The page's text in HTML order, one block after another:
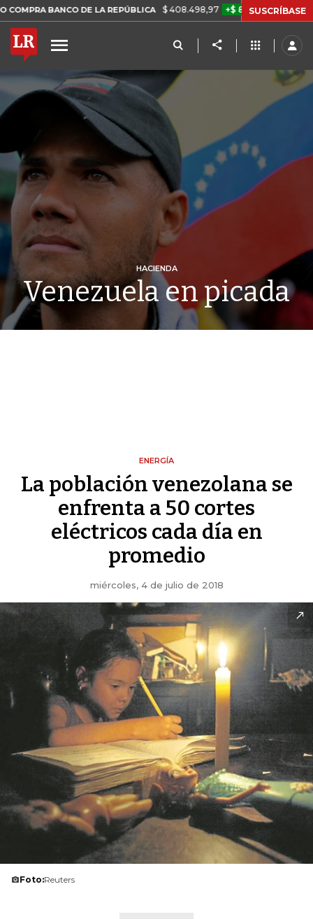
DE LA REPÚBLICA $ 408.498,97 +$ 8.753,81 +2,19% TASA
SUSCRÍBASE
HACIENDA
Venezuela en picada
ENERGÍA
La población venezolana se
enfrenta a 50 cortes
eléctricos cada día en
promedio
miércoles, 4 de julio de 2018
Foto:Reuters